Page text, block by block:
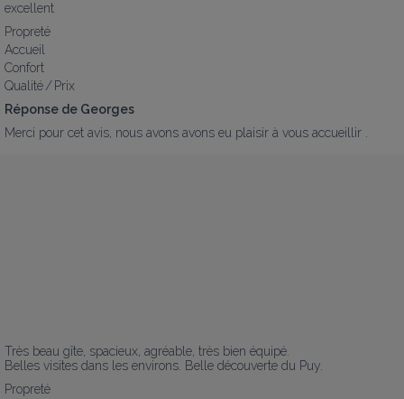
excellent
Propreté
Accueil
Confort
Qualité / Prix
Réponse de Georges
Merci pour cet avis, nous avons avons eu plaisir à vous accueillir .
Très beau gîte, spacieux, agréable, très bien équipé.
Belles visites dans les environs. Belle découverte du Puy.
Propreté